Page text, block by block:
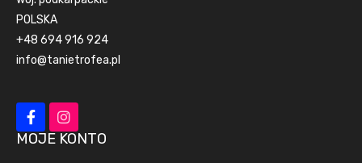
POLSKA
+48 694 916 924
info@tanietrofea.pl
MOJE KONTO